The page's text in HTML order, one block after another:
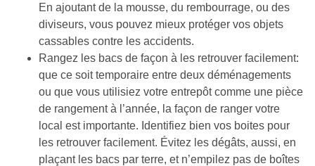
En ajoutant de la mousse, du rembourrage, ou des
diviseurs, vous pouvez mieux protéger vos objets
cassables contre les accidents.
Rangez les bacs de façon à les retrouver facilement:
que ce soit temporaire entre deux déménagements
ou que vous utilisiez votre entrepôt comme une pièce
de rangement à l’année, la façon de ranger votre
local est importante. Identifiez bien vos boites pour
les retrouver facilement. Évitez les dégâts, aussi, en
plaçant les bacs par terre, et n’empilez pas de boîtes